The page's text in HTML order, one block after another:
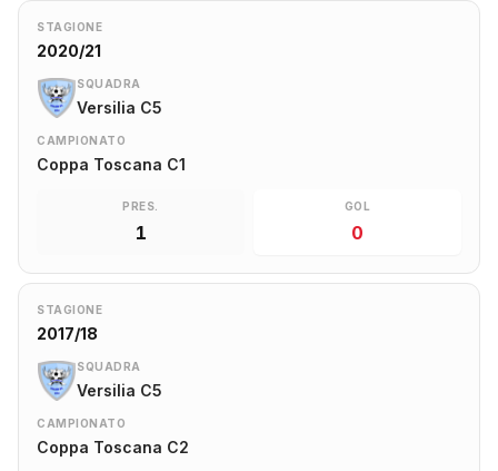
STAGIONE
2020/21
SQUADRA
Versilia C5
CAMPIONATO
Coppa Toscana C1
PRES.
1
GOL
0
STAGIONE
2017/18
SQUADRA
Versilia C5
CAMPIONATO
Coppa Toscana C2